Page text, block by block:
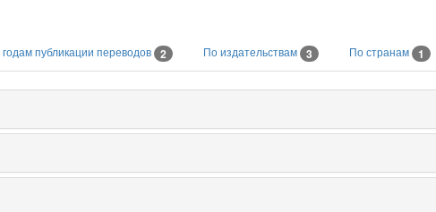
публикации переводов 2 По издательствам 3 По странам 1